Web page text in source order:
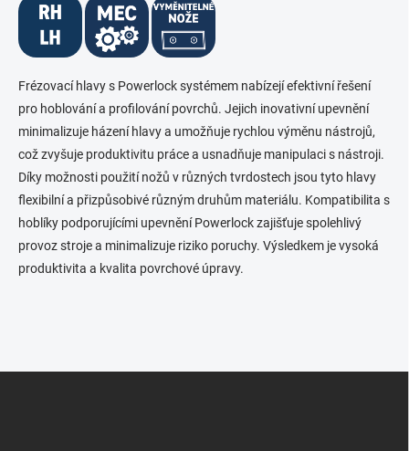
Frézovací hlavy s Powerlock systémem nabízejí efektivní řešení
pro hoblování a profilování povrchů. Jejich inovativní upevnění
minimalizuje házení hlavy a umožňuje rychlou výměnu nástrojů,
což zvyšuje produktivitu práce a usnadňuje manipulaci s nástroji.
Díky možnosti použití nožů v různých tvrdostech jsou tyto hlavy
flexibilní a přizpůsobivé různým druhům materiálu. Kompatibilita s
hoblíky podporujícími upevnění Powerlock zajišťuje spolehlivý
provoz stroje a minimalizuje riziko poruchy. Výsledkem je vysoká
produktivita a kvalita povrchové úpravy.